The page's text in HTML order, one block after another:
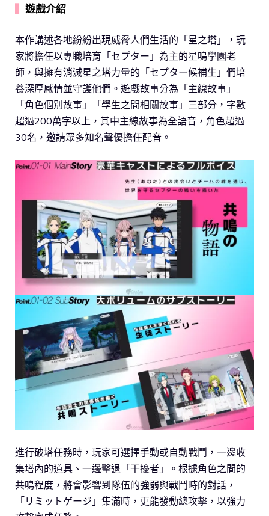
遊戲介紹
本作講述各地紛紛出現威脅人們生活的「星之塔」，玩
家將擔任以專職培育「セプター」為主的星鳴學園老
師，與擁有消滅星之塔力量的「セプター候補生」們培
養深厚感情並守護他們。遊戲故事分為「主線故事」
「角色個別故事」「學生之間相關故事」三部分，字數
超過200萬字以上，其中主線故事為全語音，角色超過
30名，邀請眾多知名聲優擔任配音。
進行破塔任務時，玩家可選擇手動或自動戰鬥，一邊收
集塔內的道具、一邊擊退「干擾者」。根據角色之間的
共鳴程度，將會影響到隊伍的強弱與戰鬥時的對話，
「リミットゲージ」集滿時，更能發動總攻擊，以強力